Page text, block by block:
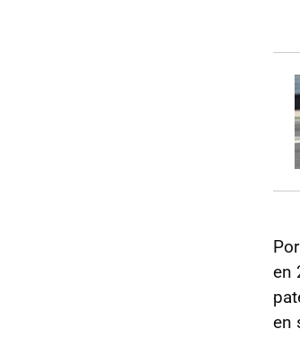
en
en